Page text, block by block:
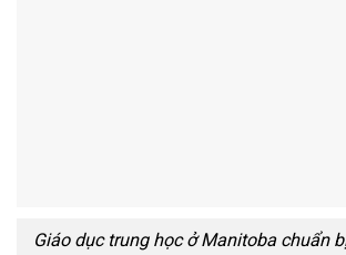
Giáo dục trung học ở Manitoba chuẩn